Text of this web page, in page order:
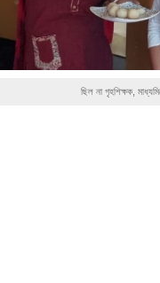
ছিল না গৃহশিক্ষক,